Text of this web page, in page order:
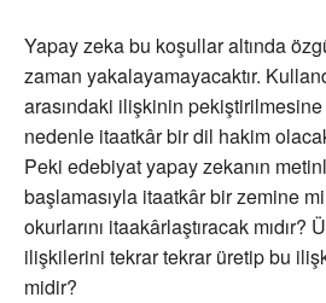
Yapay zeka bu koşullar altında
zaman yakalayamayacaktır.
arasındaki ilişkinin
nedenle itaatkâr bir dil hakim
Peki edebiyat yapay zekanın
başlamasıyla itaatkâr bir zemine
okurlarını itaakârlaştıracak
ilişkilerini tekrar tekrar üretip bu
midir?